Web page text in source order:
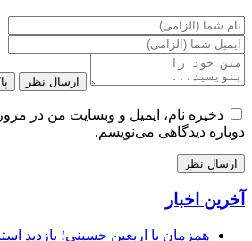
ارسال نظر
ذخیره نام، ایمیل و وبسایت من در
دوباره دیدگاهی می‌نویسم.
آخرین اخبار
همزمان با اربعین حسینی؛ بازدید